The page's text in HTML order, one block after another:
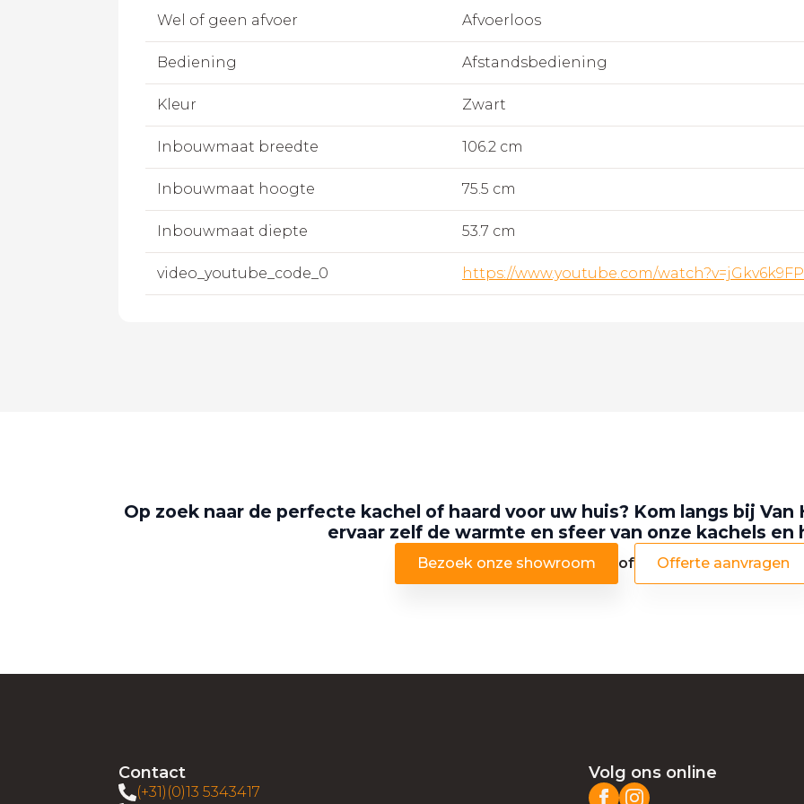
Wel of geen afvoer Afvoerloos
Bediening Afstandsbediening
Kleur Zwart
Inbouwmaat breedte 106.2 cm
Inbouwmaat hoogte 75.5 cm
Inbouwmaat diepte 53.7 cm
video_youtube_code_0 https://www.youtube.com/
Op zoek naar de perfecte kachel of haard voor uw huis? Kom langs bij Van
ervaar zelf de warmte en sfeer van onze kachels en
Bezoek onze showroom of Offerte aanvragen
Contact
(+31)(0)13 5343417
Volg ons online